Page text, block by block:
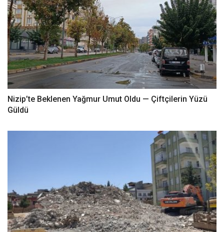
Nizip’te Beklenen Yağmur Umut Oldu — Çiftçilerin Yüzü
Güldü